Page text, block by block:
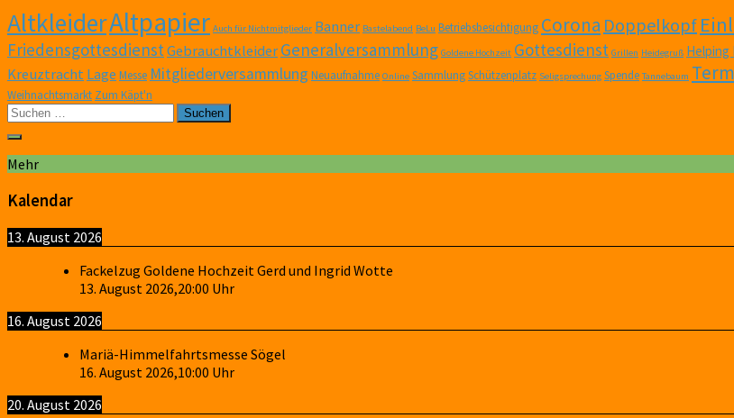
AltkleiderAltpapier Auch für Nichtmitglieder Banner Bastelabend BeLu Betriebsbesichtigung Corona Doppelkopf
FriedensgottesdienstGebrauchtkleiderGeneralversammlung Goldene Hochzeit Gottesdienst Grillen Heidegruß Helping
Kreuztracht Lage Messe Mitgliederversammlung Neuaufnahme Online SammlungSchützenplatz Seligsprechung Spende Tannebaum
Weihnachtsmarkt Zum Käpt'n
Suchen
Mehr
Kalendar
13. August 2026
Fackelzug Goldene Hochzeit Gerd und Ingrid Wotte
13. August 2026,20:00 Uhr
16. August 2026
Mariä-Himmelfahrtsmesse Sögel
16. August 2026,10:00 Uhr
20. August 2026